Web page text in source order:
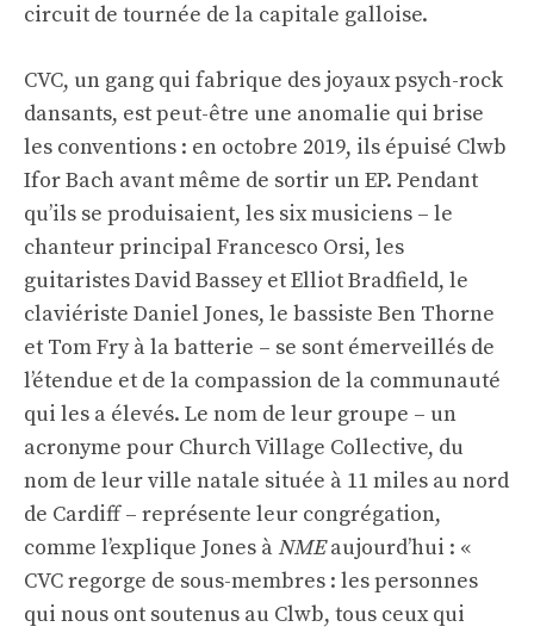
circuit de tournée de la capitale galloise.
CVC, un gang qui fabrique des joyaux psych-rock
dansants, est peut-être une anomalie qui brise
les conventions : en octobre 2019, ils épuisé Clwb
Ifor Bach avant même de sortir un EP. Pendant
qu’ils se produisaient, les six musiciens – le
chanteur principal Francesco Orsi, les
guitaristes David Bassey et Elliot Bradfield, le
claviériste Daniel Jones, le bassiste Ben Thorne
et Tom Fry à la batterie – se sont émerveillés de
l’étendue et de la compassion de la communauté
qui les a élevés. Le nom de leur groupe – un
acronyme pour Church Village Collective, du
nom de leur ville natale située à 11 miles au nord
de Cardiff – représente leur congrégation,
comme l’explique Jones àNMEaujourd’hui : «
CVC regorge de sous-membres : les personnes
qui nous ont soutenus au Clwb, tous ceux qui